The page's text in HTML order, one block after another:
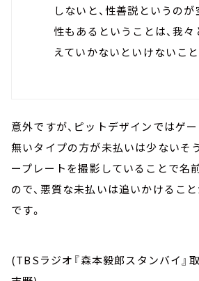
しないと、性善説というの
性もあるということは、我
えていかないといけないこ
意外ですが、ピットデザインではゲ
無いタイプの方が未払いは少ないそ
ープレートを撮影していることで名
ので、悪質な未払いは追いかけるこ
です。
(TBSラジオ『森本毅郎スタンバイ』取